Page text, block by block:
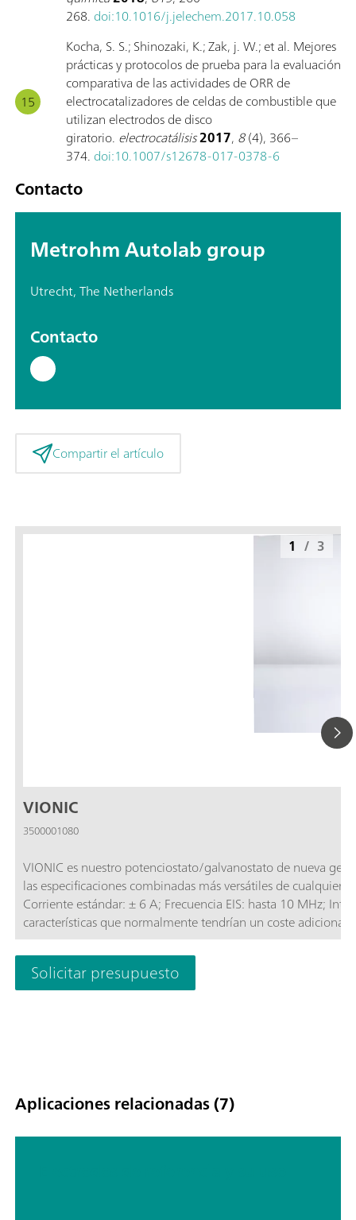
268. doi:10.1016/j.jelechem.2017.10.058
Kocha, S. S.; Shinozaki, K.; Zak, j. W.; et al. Mejores
prácticas y protocolos de prueba para la evaluación
comparativa de las actividades de ORR de
electrocatalizadores de celdas de combustible que
utilizan electrodos de disco
giratorio. electrocatálisis2017, 8(4), 366–
374. doi:10.1007/s12678-017-0378-6
Contacto
Metrohm Autolab group
Utrecht, The Netherlands
Contacto
Compartir el artículo
VIONIC
3500001080
VIONIC es nuestro potenciostato/galvanostato de nueva
las especificaciones combinadas más versátiles de
Corriente estándar: ± 6 A; Frecuencia EIS: hasta 10 MHz;
características que normalmente tendrían un coste
electroquímica (EIS); Modo flotante seleccionable; Second
1 / 3
Solicitar presupuesto
Aplicaciones relacionadas (7)